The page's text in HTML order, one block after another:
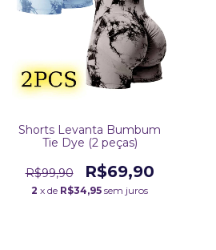
Shorts Levanta Bumbum
Tie Dye (2 peças)
R$99,90 R$69,90
2 x de R$34,95 sem juros